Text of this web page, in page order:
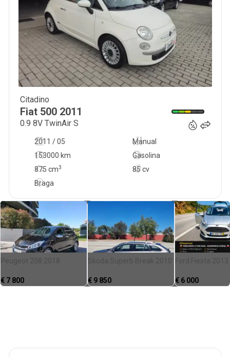
Citadino
Fiat 500 2011
0.9 8V TwinAir S
2011 / 05
Manual
153000 km
85 cv
Gasolina
875 cm3
Braga
Peugeot 208 2018
€ 7 800
Skoda Superb Break 2010
€ 9 850
Ford Fiesta 2013
€ 6 000